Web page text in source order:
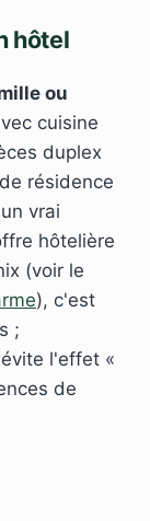
hôtel
ou
cuisine
duplex
résidence
vrai
hôtelière
(voir le
), c'est
;
l'effet «
de